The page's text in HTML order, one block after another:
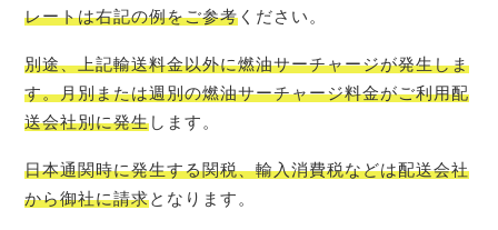
レートは右記の例をご参考 ください。
別途、上記輸送料金以外に燃油サーチャージが発生しま
す。月別または週別の燃油サーチャージ料金がご利用配
送会社別に発生します。
日本通関時に発生する関税、輸入消費税などは配送会社
から御社に請求となります。